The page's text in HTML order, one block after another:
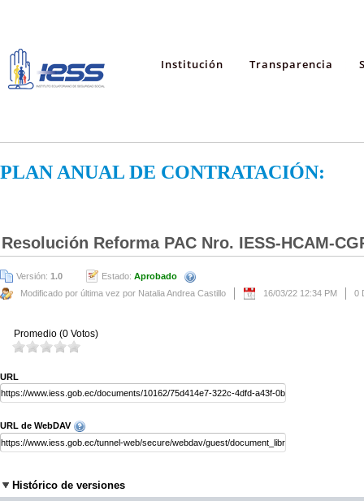
Institución Transparencia
PLAN ANUAL DE CONTRATACIÓN:
Resolución Reforma PAC Nro. IESS-HCAM-
Versión: 1.0 Estado: Aprobado
Modificado por última vez por Natalia Andrea Castillo
16/03/22 12:34 PM 0
Promedio (0 Votos)
URL
URL de WebDAV
Histórico de versiones